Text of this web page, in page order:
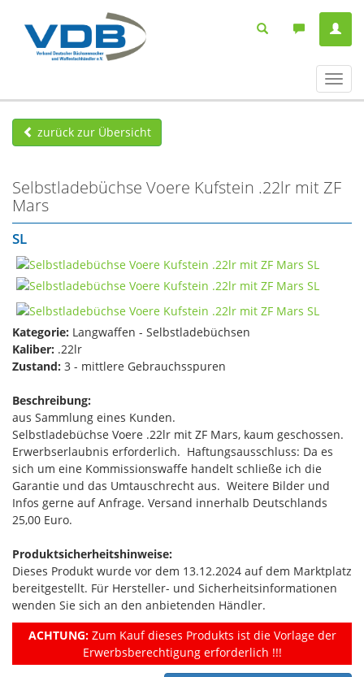
ein-/
zurück zur Übersicht
Selbstladebüchse Voere Kufstein .22lr mit ZF
Mars
SL
Kategorie: Langwaffen - Selbstladebüchsen
Kaliber: .22lr
Zustand: 3 - mittlere Gebrauchsspuren
Beschreibung:
aus Sammlung eines Kunden.
Selbstladebüchse Voere .22lr mit ZF Mars, kaum geschossen.
Erwerbserlaubnis erforderlich. Haftungsausschluss: Da es
sich um eine Kommissionswaffe handelt schließe ich die
Garantie und das Umtauschrecht aus. Weitere Bilder und
Infos gerne auf Anfrage. Versand innerhalb Deutschlands
25,00 Euro.
Produktsicherheitshinweise:
Dieses Produkt wurde vor dem 13.12.2024 auf dem Marktplatz
bereitgestellt. Für Hersteller- und Sicherheitsinformationen
wenden Sie sich an den anbietenden Händler.
ACHTUNG:Zum Kauf dieses Produkts ist die Vorlage der
Erwerbsberechtigung erforderlich !!!